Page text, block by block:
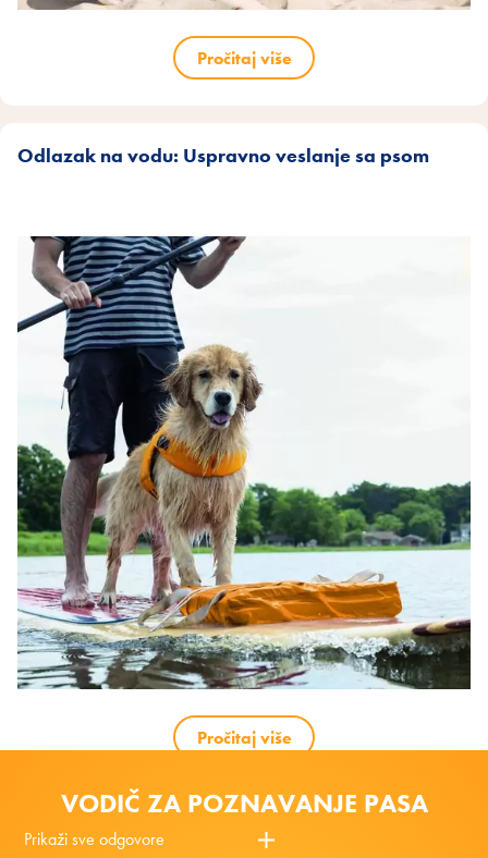
Pročitaj više
Odlazak na vodu: Uspravno veslanje sa psom
Pročitaj više
VODIČ ZA POZNAVANJE PASA
Prikaži sve odgovore